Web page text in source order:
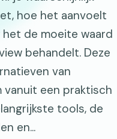
hoe het aanvoelt
de moeite waard
behandelt. Deze
van
een praktisch
tools, de
en...